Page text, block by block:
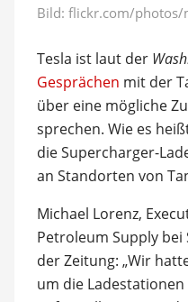
Bild: flickr.com/photos/
Tesla ist laut der
Gesprächen mit der
über eine mögliche
sprechen. Wie es
die Supercharger-
an Standorten von
Michael Lorenz,
Petroleum Supply bei
der Zeitung: „Wir
um die